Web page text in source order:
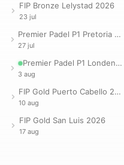
FIP Bronze Lelystad 2026
23 jul
Premier Padel P1 Pretoria 2026
27 jul
Premier Padel P1 Londen 2026
3 aug
FIP Gold Puerto Cabello 2026
10 aug
FIP Gold San Luis 2026
17 aug